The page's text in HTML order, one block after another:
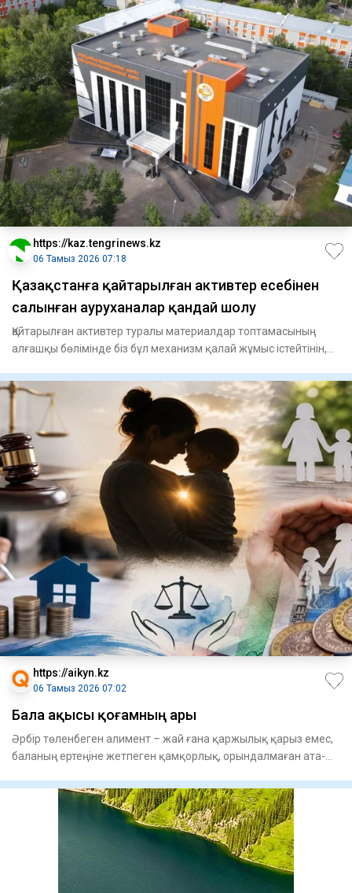
https://kaz.tengrinews.kz
06 Тамыз 2026 07:18
Қазақстанға қайтарылған активтер есебінен
салынған ауруханалар қандай шолу
Қайтарылған активтер туралы материалдар топтамасының
алғашқы бөлімінде біз бұл механизм қалай жұмыс істейтінін,
https://aikyn.kz
06 Тамыз 2026 07:02
Бала ақысы қоғамның ары
Әрбір төленбеген алимент – жай ғана қаржылық қарыз емес,
баланың ертеңіне жетпеген қамқорлық, орындалмаған ата-